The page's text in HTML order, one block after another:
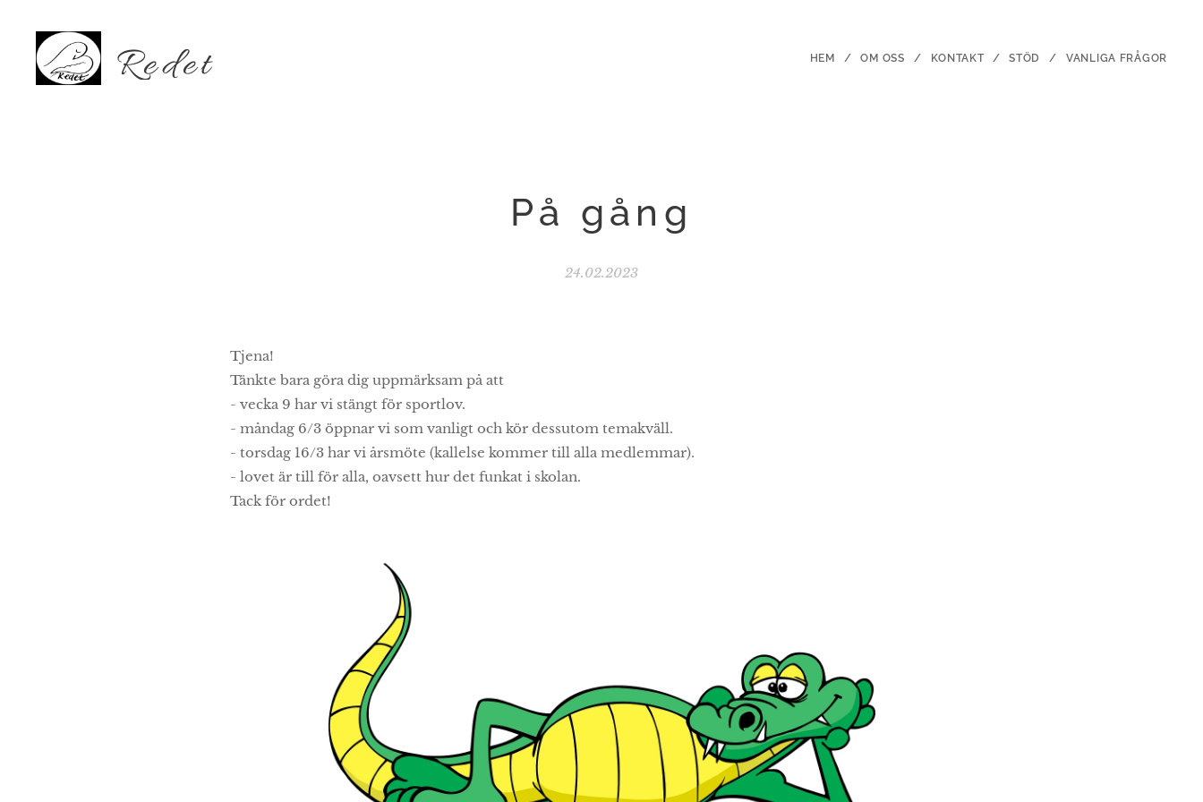
Redet HEM OM OSS KONTAKT STÖD VANLIGA FRÅGOR
På gång
24.02.2023
Tjena!
Tänkte bara göra dig uppmärksam på att
- vecka 9 har vi stängt för sportlov.
- måndag 6/3 öppnar vi som vanligt och kör dessutom temakväll.
- torsdag 16/3 har vi årsmöte (kallelse kommer till alla medlemmar).
- lovet är till för alla, oavsett hur det funkat i skolan.
Tack för ordet!